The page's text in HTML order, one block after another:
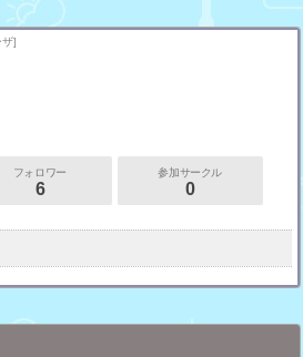
]
フォロワー
6
参加サークル
0